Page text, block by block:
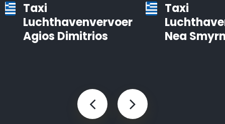
Taxi
Luchthavenvervoer
Agios Dimitrios
Taxi
Nea